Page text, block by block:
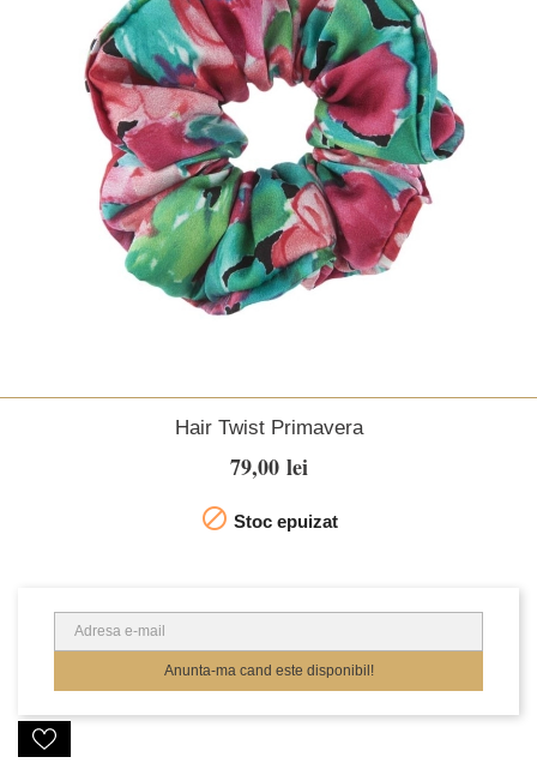
Hair Twist Primavera
79,00 lei
 Stoc epuizat
Anunta-ma cand este disponibil!